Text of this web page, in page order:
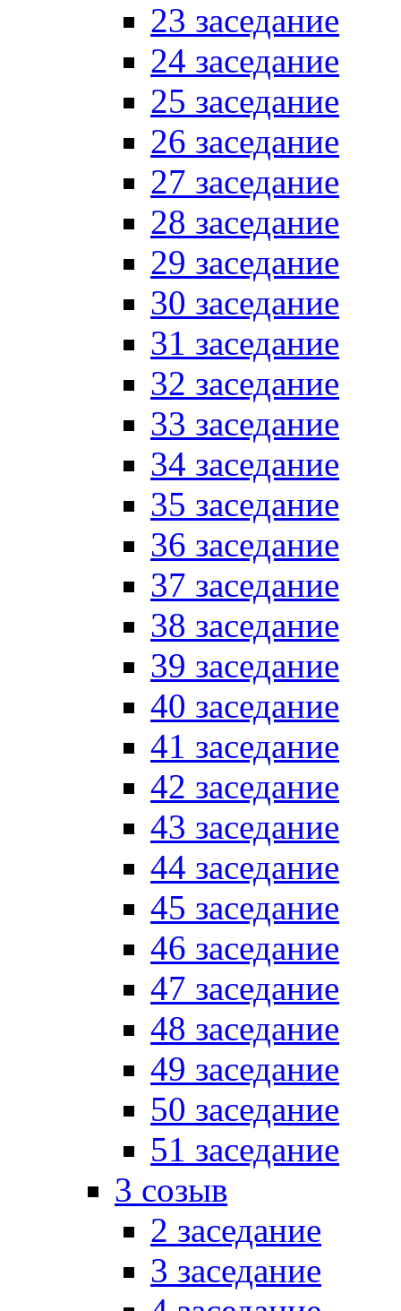
23 заседание
24 заседание
25 заседание
26 заседание
27 заседание
28 заседание
29 заседание
30 заседание
31 заседание
32 заседание
33 заседание
34 заседание
35 заседание
36 заседание
37 заседание
38 заседание
39 заседание
40 заседание
41 заседание
42 заседание
43 заседание
44 заседание
45 заседание
46 заседание
47 заседание
48 заседание
49 заседание
50 заседание
51 заседание
3 созыв
2 заседание
3 заседание